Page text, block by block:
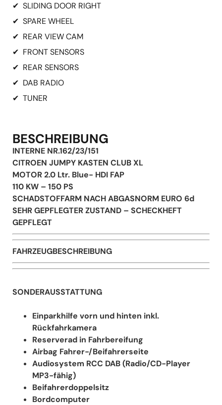
✔ SLIDING DOOR RIGHT
✔ SPARE WHEEL
✔ REAR VIEW CAM
✔ FRONT SENSORS
✔ REAR SENSORS
✔ DAB RADIO
✔ TUNER
BESCHREIBUNG
INTERNE NR.162/23/151
CITROEN JUMPY KASTEN CLUB XL
MOTOR 2.0 Ltr. Blue- HDI FAP
110 KW – 150 PS
SCHADSTOFFARM NACH ABGASNORM EURO 6d
SEHR GEPFLEGTER ZUSTAND – SCHECKHEFT
GEPFLEGT
FAHRZEUGBESCHREIBUNG
SONDERAUSSTATTUNG
Einparkhilfe vorn und hinten inkl.
Rückfahrkamera
Reserverad in Fahrbereifung
Airbag Fahrer-/Beifahrerseite
Audiosystem RCC DAB (Radio/CD-Player
MP3-fähig)
Beifahrerdoppelsitz
Bordcomputer